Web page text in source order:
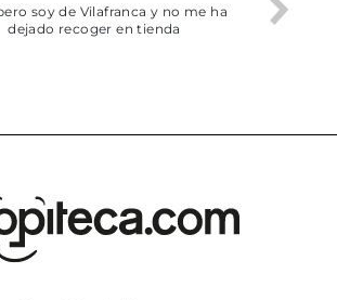
soy de Vilafranca y no me ha
dejado recoger en tienda